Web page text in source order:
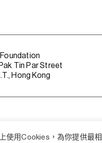
使用Cookies，為你提供最
Tin Par Street
Hong Kong